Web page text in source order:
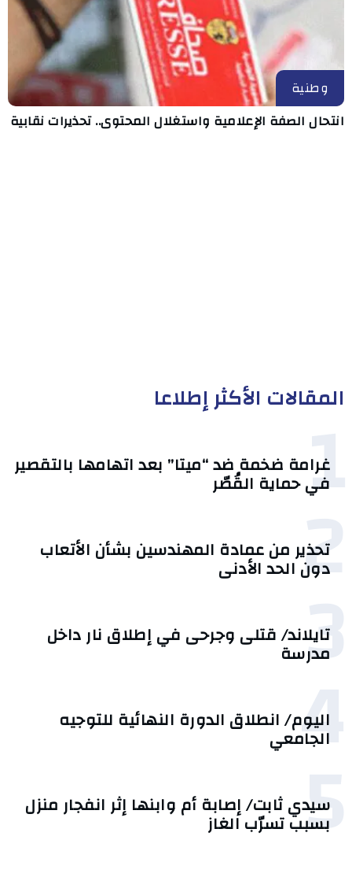
وطنية
انتحال الصفة الإعلامية واستغلال المحتوى.. تحذيرات نقابية
المقالات الأكثر إطلاعا
1
غرامة ضخمة ضد “ميتا” بعد اتهامها بالتقصير
في حماية القُصّر
2
تحذير من عمادة المهندسين بشأن الأتعاب
دون الحد الأدنى
3
تايلاند/ قتلى وجرحى في إطلاق نار داخل
مدرسة
4
اليوم/ انطلاق الدورة النهائية للتوجيه
الجامعي
5
سيدي ثابت/ إصابة أم وابنها إثر انفجار منزل
بسبب تسرّب الغاز